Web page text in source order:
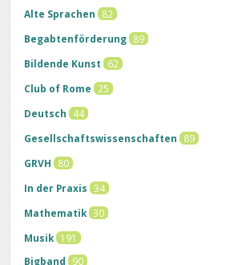
Alte Sprachen
82
Begabtenförderung 89
Bildende Kunst
62
Club of Rome
25
Deutsch
44
Gesellschaftswissenschaften
89
GRVH
80
In der Praxis
34
Mathematik 30
Musik 191
Bigband
90